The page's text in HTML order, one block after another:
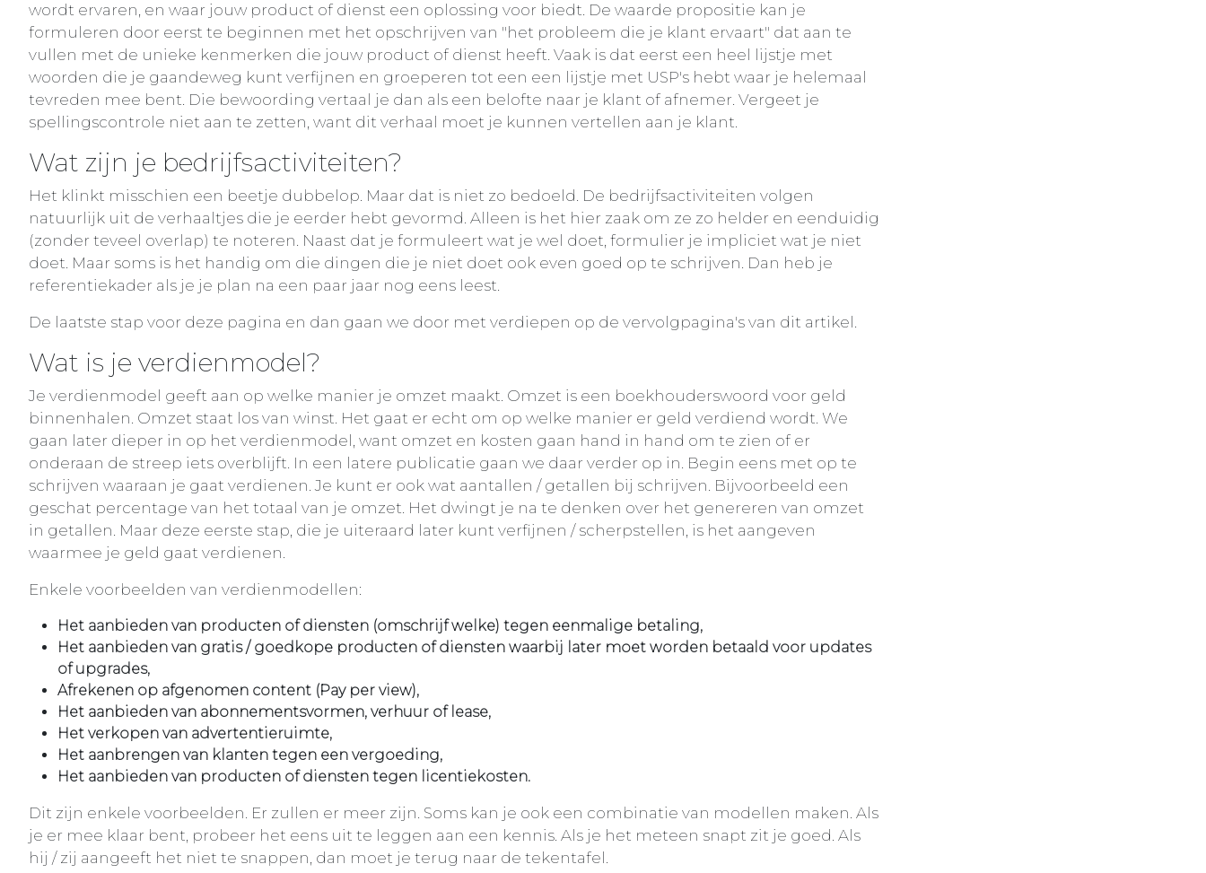
wordt ervaren, en waar jouw product of dienst een oplossing voor biedt. De waarde propositie kan je
formuleren door eerst te beginnen met het opschrijven van "het probleem die je klant ervaart" dat aan te
vullen met de unieke kenmerken die jouw product of dienst heeft. Vaak is dat eerst een heel lijstje met
woorden die je gaandeweg kunt verfijnen en groeperen tot een een lijstje met USP's hebt waar je helemaal
tevreden mee bent. Die bewoording vertaal je dan als een belofte naar je klant of afnemer. Vergeet je
spellingscontrole niet aan te zetten, want dit verhaal moet je kunnen vertellen aan je klant.
Wat zijn je bedrijfsactiviteiten?
Het klinkt misschien een beetje dubbelop. Maar dat is niet zo bedoeld. De bedrijfsactiviteiten volgen
natuurlijk uit de verhaaltjes die je eerder hebt gevormd. Alleen is het hier zaak om ze zo helder en eenduidig
(zonder teveel overlap) te noteren. Naast dat je formuleert wat je wel doet, formulier je impliciet wat je niet
doet. Maar soms is het handig om die dingen die je niet doet ook even goed op te schrijven. Dan heb je
referentiekader als je je plan na een paar jaar nog eens leest.
De laatste stap voor deze pagina en dan gaan we door met verdiepen op de vervolgpagina's van dit artikel.
Wat is je verdienmodel?
Je verdienmodel geeft aan op welke manier je omzet maakt. Omzet is een boekhouderswoord voor geld
binnenhalen. Omzet staat los van winst. Het gaat er echt om op welke manier er geld verdiend wordt. We
gaan later dieper in op het verdienmodel, want omzet en kosten gaan hand in hand om te zien of er
onderaan de streep iets overblijft. In een latere publicatie gaan we daar verder op in. Begin eens met op te
schrijven waaraan je gaat verdienen. Je kunt er ook wat aantallen / getallen bij schrijven. Bijvoorbeeld een
geschat percentage van het totaal van je omzet. Het dwingt je na te denken over het genereren van omzet
in getallen. Maar deze eerste stap, die je uiteraard later kunt verfijnen / scherpstellen, is het aangeven
waarmee je geld gaat verdienen.
Enkele voorbeelden van verdienmodellen:
Het aanbieden van producten of diensten (omschrijf welke) tegen eenmalige betaling,
Het aanbieden van gratis / goedkope producten of diensten waarbij later moet worden betaald voor updates
of upgrades,
Afrekenen op afgenomen content (Pay per view),
Het aanbieden van abonnementsvormen, verhuur of lease,
Het verkopen van advertentieruimte,
Het aanbrengen van klanten tegen een vergoeding,
Het aanbieden van producten of diensten tegen licentiekosten.
Dit zijn enkele voorbeelden. Er zullen er meer zijn. Soms kan je ook een combinatie van modellen maken. Als
je er mee klaar bent, probeer het eens uit te leggen aan een kennis. Als je het meteen snapt zit je goed. Als
hij / zij aangeeft het niet te snappen, dan moet je terug naar de tekentafel.